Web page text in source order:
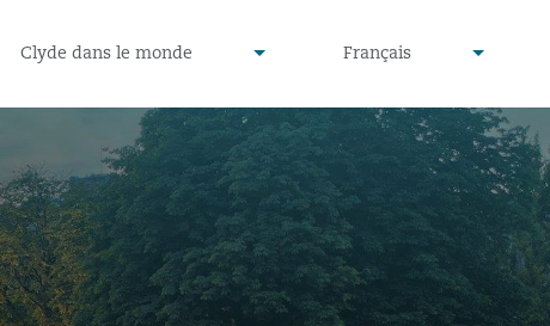
undefined
Clyde dans le monde
▾
undefined
Français
▾